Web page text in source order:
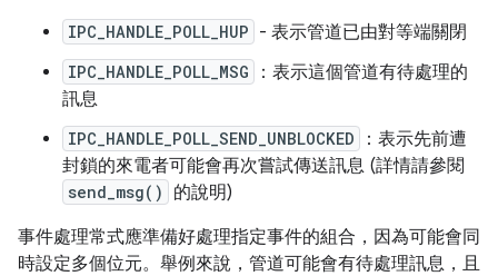
IPC_HANDLE_POLL_HUP - 表示管道已由對等端關閉
IPC_HANDLE_POLL_MSG
：表示這個管道有待處理的
訊息
IPC_HANDLE_POLL_SEND_UNBLOCKED
：表示先前遭
封鎖的來電者可能會再次嘗試傳送訊息 (詳情請參閱
send_msg()
的說明)
事件處理常式應準備好處理指定事件的組合，因為可能會同
時設定多個位元。舉例來說，管道可能會有待處理訊息，且